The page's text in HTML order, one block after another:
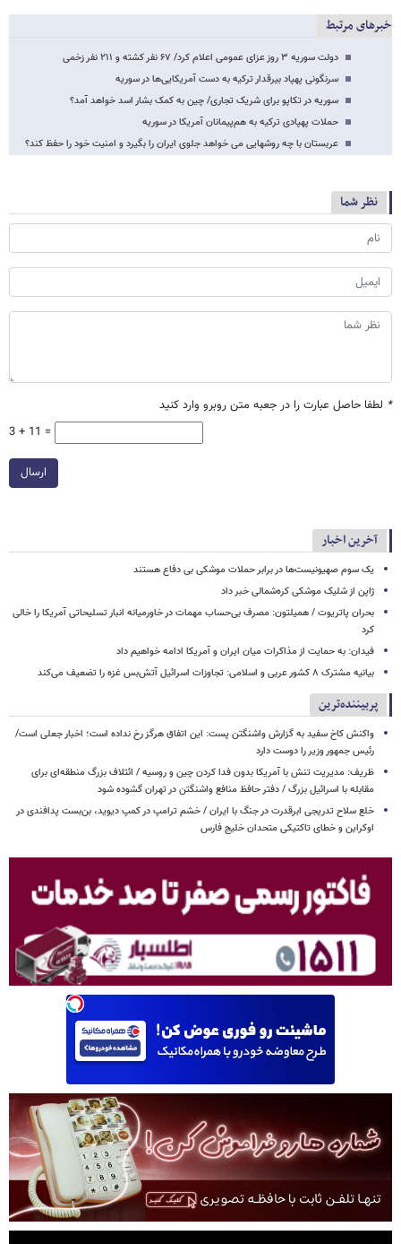
خبرهای مرتبط
دولت سوریه ۳ روز عزای عمومی اعلام کرد/ ۶۷ نفر کشته و ۲۱۱ نفر زخمی
سرنگونی پهپاد بیرقدار ترکیه به دست آمریکایی‌ها در سوریه
سوریه در تکاپو برای شریک تجاری/ چین به کمک بشار اسد خواهد آمد؟
حملات پهپادی ترکیه به هم‌پیمانان آمریکا در سوریه
عربستان با چه روشهایی می خواهد جلوی ایران را بگیرد و امنیت خود را حفظ کند؟
نظر شما
* لطفا حاصل عبارت را در جعبه متن روبرو وارد کنید
3 + 11 =
ارسال
آخرین اخبار
یک‌ سوم صهیونیست‌ها در برابر حملات موشکی بی دفاع هستند
ژاپن از شلیک موشکی کره‌شمالی خبر داد
بحران پاتریوت / همیلتون: مصرف بی‌حساب مهمات در خاورمیانه انبار تسلیحاتی آمریکا را خالی
کرد
فیدان: به حمایت از مذاکرات میان ایران و آمریکا ادامه خواهیم داد
بیانیه مشترک ۸ کشور عربی و اسلامی: تجاوزات اسرائیل آتش‌بس غزه را تضعیف می‌کند
پربیننده‌ترین
واکنش کاخ سفید به گزارش واشنگتن پست: این اتفاق هرگز رخ نداده است؛ اخبار جعلی است/
رئیس جمهور وزیر را دوست دارد
ظریف: مدیریت تنش با آمریکا بدون فدا کردن چین و روسیه / ائتلاف بزرگ منطقه‌ای برای
مقابله با اسرائیل بزرگ / دفتر حافظ منافع واشنگتن در تهران گشوده شود
خلع سلاح تدریجی ابرقدرت در جنگ با ایران / خشم ترامپ در کمپ دیوید، بن‌بست پدافندی در
اوکراین و خطای تاکتیکی متحدان خلیج فارس